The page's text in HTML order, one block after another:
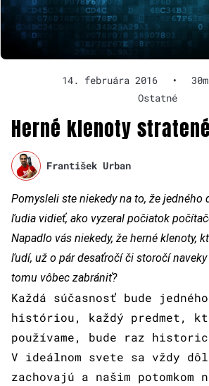
14. februára 2016 •
Ostatné
Herné klenoty
František Urban
Pomysleli ste niekedy na to, že jedného
ľudia vidieť, ako vyzeral počiatok
Napadlo vás niekedy, že herné klenoty,
ľudí, už o pár desaťročí či storočí
tomu vôbec zabrániť?
Každá súčasnosť bude
históriou, každý predmet,
používame, bude raz
V ideálnom svete sa vždy
zachovajú a našim potomkom